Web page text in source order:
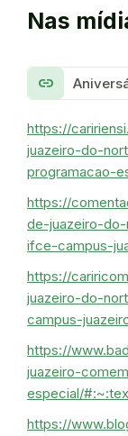
Nas
link
https://
juazeiro-do-
programacao-
https://
de-juazeiro-
ifce-campus-
https://
juazeiro-do-
campus-
https://
juazeiro-
especial/
https://